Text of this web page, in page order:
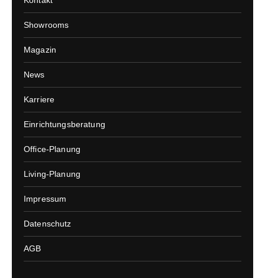
Showrooms
Magazin
News
Karriere
Einrichtungsberatung
Office-Planung
Living-Planung
Impressum
Datenschutz
AGB